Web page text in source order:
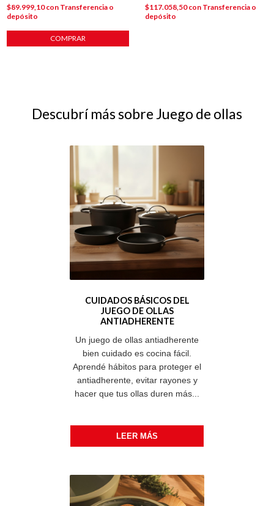
$89.999,10con Transferencia o
depósito
COMPRAR
$117.058,50con Transferencia o
depósito
Descubrí más sobre Juego de ollas
CUIDADOS BÁSICOS DEL
JUEGO DE OLLAS
ANTIADHERENTE
Un juego de ollas antiadherente
bien cuidado es cocina fácil.
Aprendé hábitos para proteger el
antiadherente, evitar rayones y
hacer que tus ollas duren más...
LEER MÁS